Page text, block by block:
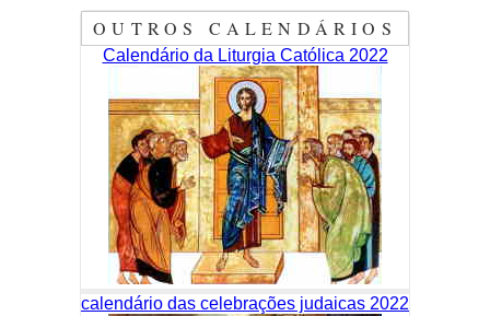
OUTROS CALENDÁRIOS
Calendário da Liturgia Católica 2022
calendário das celebrações judaicas 2022